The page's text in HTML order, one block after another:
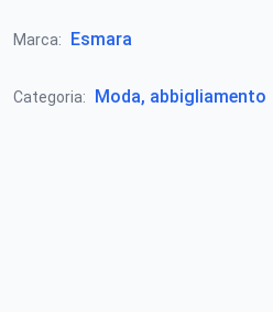
Marca: Esmara
Categoria: Moda, abbigliamento